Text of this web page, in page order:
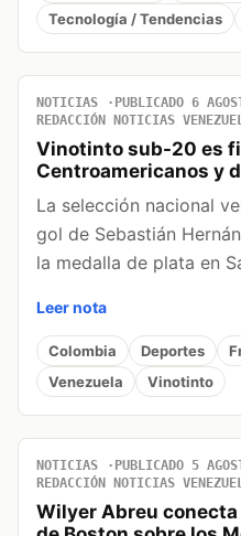
Tecnología / Tendencias
NOTICIAS PUBLICADO 6
REDACCIÓN NOTICIAS
Vinotinto sub-20 es
Centroamericanos y
La selección nacional
gol de Sebastián
la medalla de plata en
Leer nota
Colombia Deportes
Venezuela
Vinotinto
NOTICIAS PUBLICADO 5
REDACCIÓN NOTICIAS
Wilyer Abreu